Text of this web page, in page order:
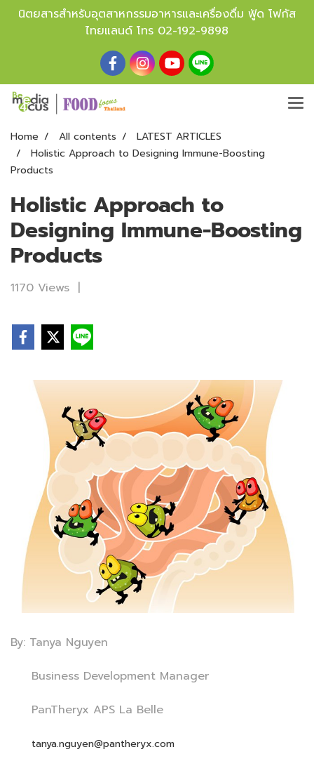
นิตยสารสำหรับอุตสาหกรรมอาหารและเครื่องดื่ม ฟู้ด โฟกัส
ไทยแลนด์ โทร 02-192-9898
Home All contents
LATEST ARTICLES
Holistic Approach to Designing Immune-Boosting
Products
Holistic Approach to
Designing Immune-Boosting
Products
1170 Views |
By: Tanya Nguyen
Business Development Manager
PanTheryx APS La Belle
tanya.nguyen@pantheryx.com